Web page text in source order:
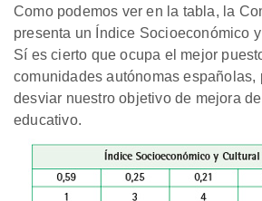
Como podemos ver en la tabla, la
presenta un Índice Socioeconómico
Sí es cierto que ocupa el mejor
comunidades autónomas españolas,
desviar nuestro objetivo de mejora
educativo.